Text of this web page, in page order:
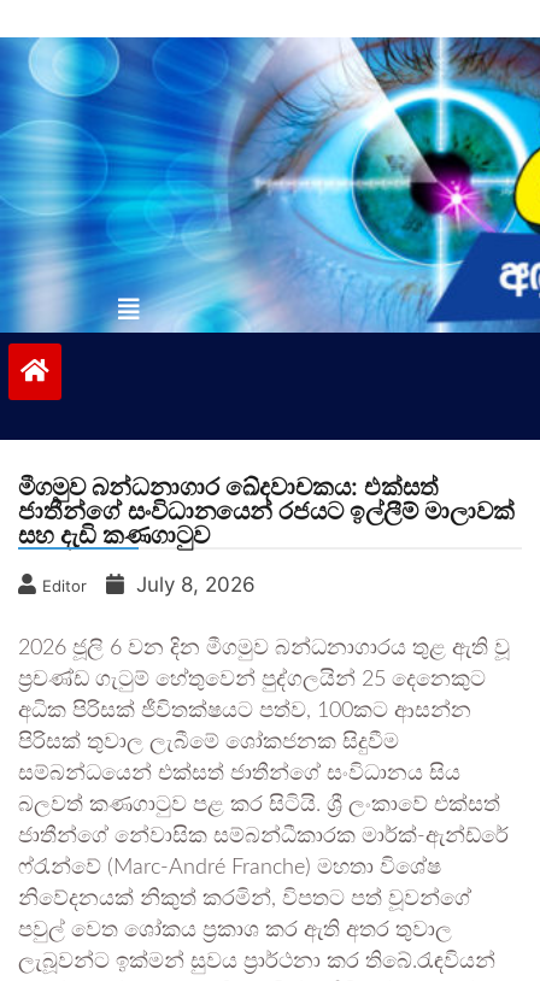
to
contentvinivida.lk
මීගමුව බන්ධනාගාර ඛේදවාචකය: එක්සත්
ජාතීන්ගේ සංවිධානයෙන් රජයට ඉල්ලීම් මාලාවක්
සහ දැඩි කණගාටුව
Editor July 8, 2026
2026 ජූලි 6 වන දින මීගමුව බන්ධනාගාරය තුළ ඇති වූ
ප්‍රචණ්ඩ ගැටුම් හේතුවෙන් පුද්ගලයින් 25 දෙනෙකුට
අධික පිරිසක් ජීවිතක්ෂයට පත්ව, 100කට ආසන්න
පිරිසක් තුවාල ලැබීමේ ශෝකජනක සිදුවීම
සම්බන්ධයෙන් එක්සත් ජාතීන්ගේ සංවිධානය සිය
බලවත් කණගාටුව පළ කර සිටියි. ශ්‍රී ලංකාවේ එක්සත්
ජාතීන්ගේ නේවාසික සම්බන්ධීකාරක මාර්ක්-ඇන්ඩ්රේ
ෆ්රැන්වේ (Marc-André Franche) මහතා විශේෂ
නිවේදනයක් නිකුත් කරමින්, විපතට පත් වූවන්ගේ
පවුල් වෙත ශෝකය ප්‍රකාශ කර ඇති අතර තුවාල
ලැබූවන්ට ඉක්මන් සුවය ප්‍රාර්ථනා කර තිබේ.රැඳවියන්